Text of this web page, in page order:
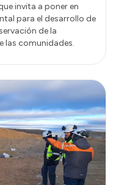
invita a poner en
para el desarrollo de
de la
las comunidades.